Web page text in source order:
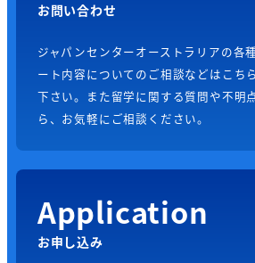
お問い合わせ
ジャパンセンターオーストラリアの各
ート内容についてのご相談などはこち
下さい。また留学に関する質問や不明
ら、お気軽にご相談ください。
Application
お申し込み